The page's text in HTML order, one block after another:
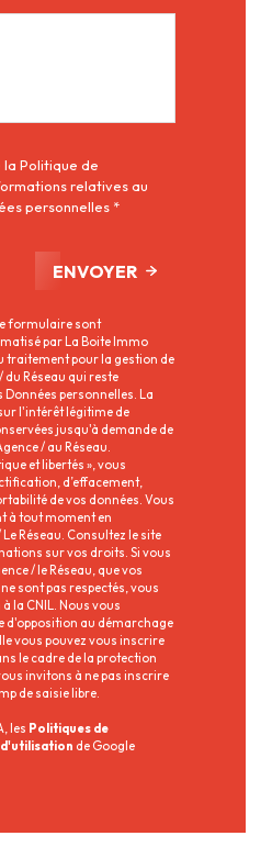
la Politique de
relatives au
personnelles *
ENVOYER
formulaire sont
par La Boite Immo
pour la gestion de
du Réseau qui reste
Données personnelles. La
l'intérêt légitime de
jusqu'à demande de
/ au Réseau.
et libertés », vous
d’effacement,
de vos données. Vous
à tout moment en
Réseau. Consultez le site
sur vos droits. Si vous
/ le Réseau, que vos
sont pas respectés, vous
la CNIL. Nous vous
d'opposition au démarchage
vous pouvez vous inscrire
le cadre de la protection
invitons à ne pas inscrire
de saisie libre.
les Politiques de
de Google